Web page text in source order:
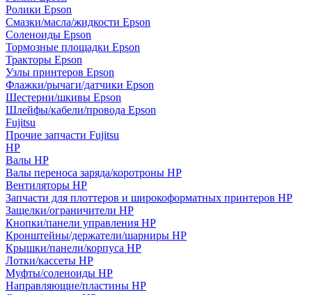
Ролики Epson
Смазки/масла/жидкости Epson
Соленоиды Epson
Тормозные площадки Epson
Тракторы Epson
Узлы принтеров Epson
Флажки/рычаги/датчики Epson
Шестерни/шкивы Epson
Шлейфы/кабели/провода Epson
Fujitsu
Прочие запчасти Fujitsu
HP
Валы HP
Валы переноса заряда/коротроны HP
Вентиляторы HP
Запчасти для плоттеров и широкоформатных принтеров HP
Защелки/ограничители HP
Кнопки/панели управления HP
Кронштейны/держатели/шарниры HP
Крышки/панели/корпуса HP
Лотки/кассеты HP
Муфты/соленоиды HP
Направляющие/пластины HP